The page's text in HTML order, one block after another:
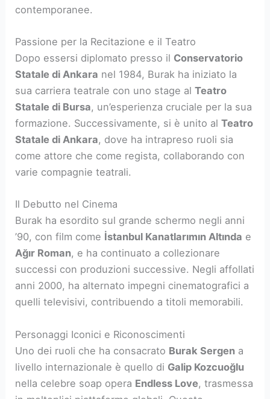
contemporanee.
Passione per la Recitazione e il Teatro
Dopo essersi diplomato presso il Conservatorio
Statale di Ankara nel 1984, Burak ha iniziato la
sua carriera teatrale con uno stage alTeatro
Statale di Bursa, un’esperienza cruciale per la sua
formazione. Successivamente, si è unito alTeatro
Statale di Ankara, dove ha intrapreso ruoli sia
come attore che come regista, collaborando con
varie compagnie teatrali.
Il Debutto nel Cinema
Burak ha esordito sul grande schermo negli anni
’90, con film come İstanbul Kanatlarımın Altında e
Ağır Roman, e ha continuato a collezionare
successi con produzioni successive. Negli affollati
anni 2000, ha alternato impegni cinematografici a
quelli televisivi, contribuendo a titoli memorabili.
Personaggi Iconici e Riconoscimenti
Uno dei ruoli che ha consacrato Burak Sergen a
livello internazionale è quello di Galip Kozcuoğlu
nella celebre soap opera Endless Love, trasmessa